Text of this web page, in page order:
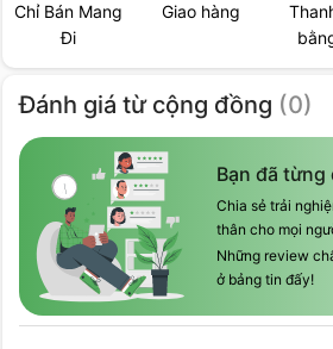
Chỉ Bán Mang
Đi
Giao hàng
Đánh giá từ cộng đồng (0)
Bạn đã từng
Chia sẻ trải
thân cho mọi
Những review
ở bảng tin đấy!